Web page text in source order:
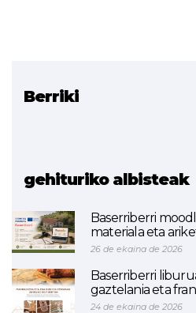
Berriki
gehituriko albisteak
Baserriberri
materiala eta
26 de ekaina de 2026
Baserriberri
gaztelania eta
24 de ekaina de 2026